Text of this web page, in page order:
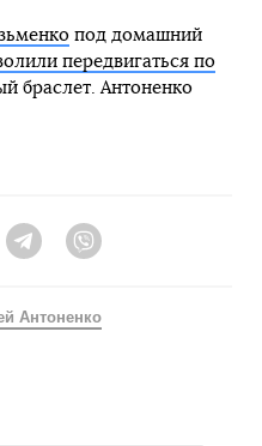
под домашний
передвигаться по
браслет. Антоненко
Telegram
Антоненко